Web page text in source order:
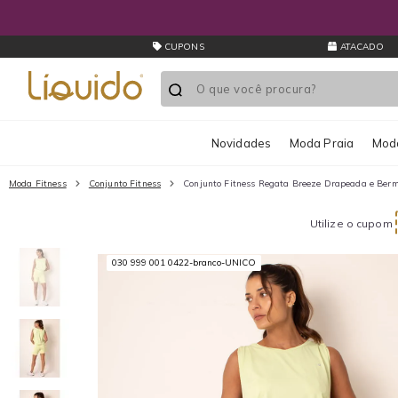
CUPONS ATACADO
Novidades Moda Praia
Moda Fitness Conjunto Fitness Conjunto Fitness Regata Breeze Drapeada e
Utilize o cupom
030 999 001 0422-branco-UNICO